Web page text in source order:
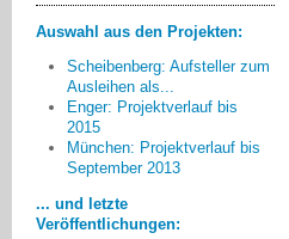
Auswahl aus den Projekten:
Scheibenberg: Aufsteller zum
Ausleihen als...
Enger: Projektverlauf bis
2015
München: Projektverlauf bis
September 2013
... und letzte
Veröffentlichungen:
Beeindruckend am Projekt war
die sich fortwährend steigernde
Begeisterung der Schüler. Sie
haben es geschafft, sich auf